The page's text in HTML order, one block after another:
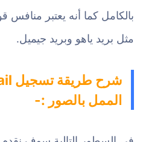
بالكامل كما أنه يعتبر منافس
مثل بريد ياهو وبريد جيميل.
الممل بالصور :-